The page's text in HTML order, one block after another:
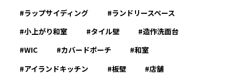
ラップサイディング
ランドリースペース
小上がり和室
タイル壁
造作洗面台
WIC
カバードポーチ
和室
アイランドキッチン
板壁
店舗